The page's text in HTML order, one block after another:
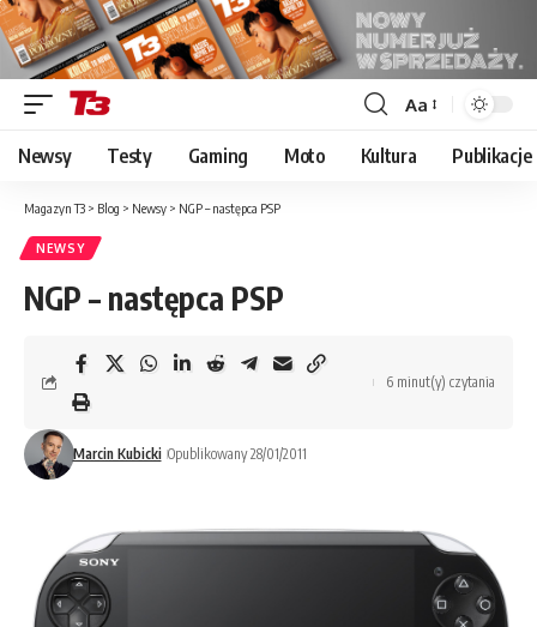
Font
Resizer
Aa
Newsy Testy Gaming Moto Kultura Publikacje
Magazyn T3 > Blog > Newsy > NGP – następca PSP
NEWSY
NGP – następca PSP
Marcin Kubicki Opublikowany 28/01/2011
6 minut(y) czytania